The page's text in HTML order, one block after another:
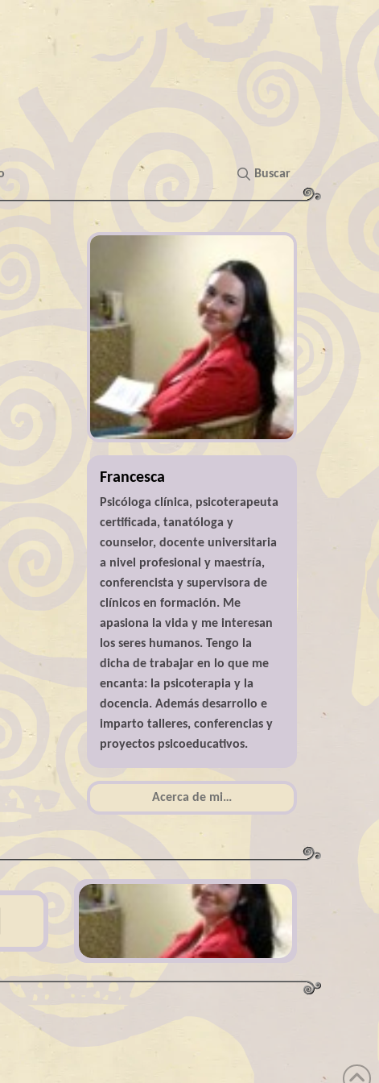
Buscar
Francesca
Psicóloga clínica, psicoterapeuta
certificada, tanatóloga y
counselor, docente universitaria
a nivel profesional y maestría,
conferencista y supervisora de
clínicos en formación. Me
apasiona la vida y me interesan
los seres humanos. Tengo la
dicha de trabajar en lo que me
encanta: la psicoterapia y la
docencia. Además desarrollo e
imparto talleres, conferencias y
proyectos psicoeducativos.
Acerca de mi…
Acerca de mi